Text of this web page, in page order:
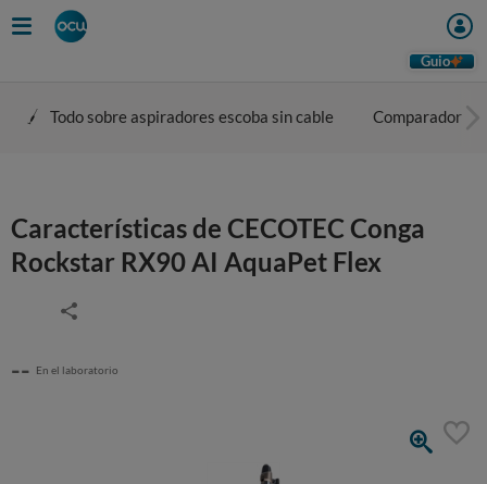
Guio
Todo sobre aspiradores escoba sin cable Comparador
Características de CECOTEC Conga
Rockstar RX90 AI AquaPet Flex
-- En el laboratorio